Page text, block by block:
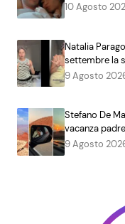
10 Agosto
Natalia
settembre la
9 Agosto
Stefano De
vacanza
9 Agosto